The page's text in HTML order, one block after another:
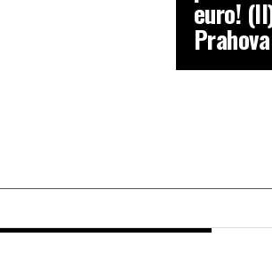
euro!
Prahova